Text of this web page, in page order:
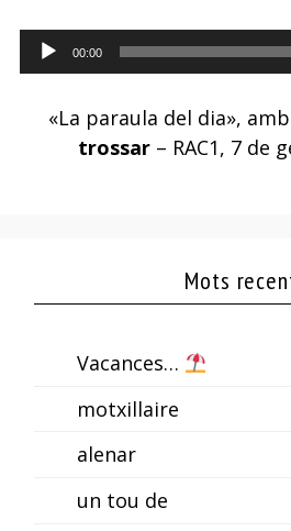
Reproductor
d'àudio
00:00
«La paraula del dia»,
trossar – RAC1, 7 de
Mots
Vacances…
motxillaire
alenar
un tou de